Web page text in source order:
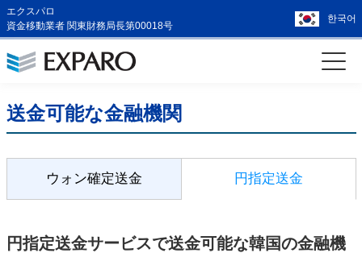
エクスパロ
資金移動業者 関東財務局長第00018号
한국어
送金可能な金融機関
ウォン確定送金 円指定送金
円指定送金サービスで送金可能な韓国の金融機